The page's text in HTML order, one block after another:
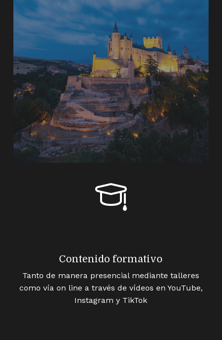
Contenido formativo
Tanto de manera presencial mediante talleres
como vía on line a través de vídeos en YouTube,
Instagram y TikTok